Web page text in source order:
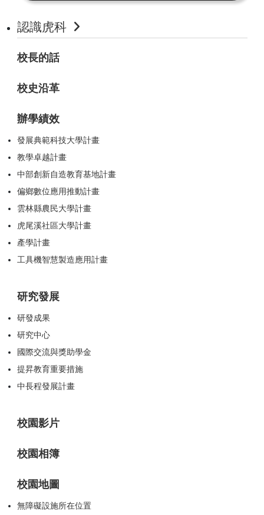
認識虎科
校長的話
校史沿革
辦學績效
發展典範科技大學計畫
教學卓越計畫
中部創新自造教育基地計畫
偏鄉數位應用推動計畫
雲林縣農民大學計畫
虎尾溪社區大學計畫
產學計畫
工具機智慧製造應用計畫
研究發展
研發成果
研究中心
國際交流與獎助學金
提昇教育重要措施
中長程發展計畫
校園影片
校園相簿
校園地圖
無障礙設施所在位置